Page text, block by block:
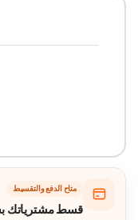
متاح الدفع والتقسيط
قسط مشترياتك